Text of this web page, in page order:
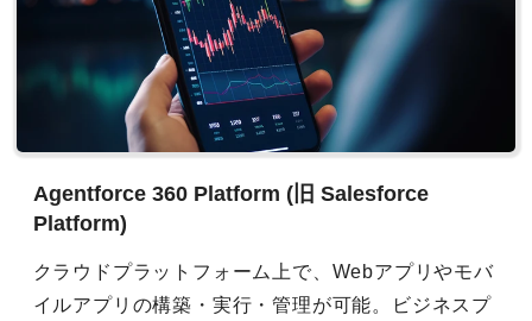
Agentforce 360 Platform (旧 Salesforce
Platform)
クラウドプラットフォーム上で、Webアプリやモバ
イルアプリの構築・実行・管理が可能。ビジネスプ